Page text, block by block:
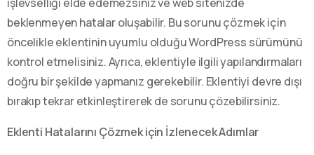
beklenmeyen hatalar oluşabilir. Bu sorunu çözmek için
öncelikle eklentinin uyumlu olduğu WordPress sürümünü
kontrol etmelisiniz. Ayrıca, eklentiyle ilgili yapılandırmaları
doğru bir şekilde yapmanız gerekebilir. Eklentiyi devre dışı
bırakıp tekrar etkinleştirerek de sorunu çözebilirsiniz.
Eklenti Hatalarını Çözmek için İzlenecek Adımlar